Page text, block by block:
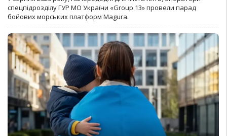
спецпідрозділу ГУР МО України «Group 13» провели парад
бойових морських платформ Magura.